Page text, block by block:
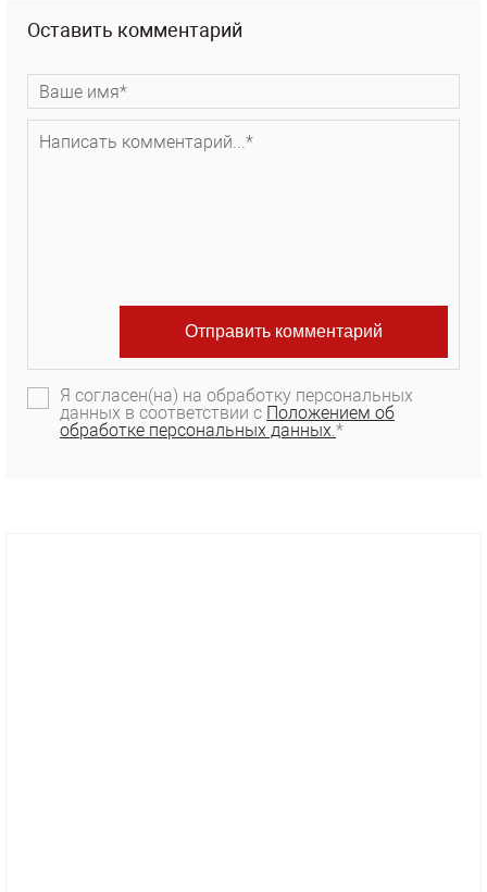
Оставить комментарий
Я согласен(на) на обработку персональных
данных в соответствии с Положением об
обработке персональных данных.*